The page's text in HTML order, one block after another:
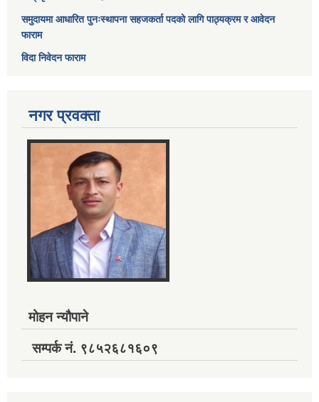
समुदायमा आधारित पुनःस्थापना सहजकर्ता पदको लागि पाठ्यक्रम र आवेदन
फाराम
विदा निवेदन फाराम
नगर प्रवक्ता
मोहन न्यौपाने
सम्पर्क नं. ९८५२६८१६०९